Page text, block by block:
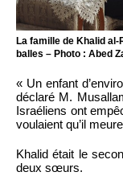
La famille de Khalid
balles – Photo : Abed
« Un enfant
déclaré M.
Israéliens ont
voulaient qu’il
Khalid était le
deux sœurs.